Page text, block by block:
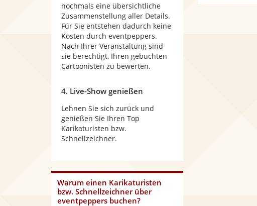
nochmals eine übersichtliche
Zusammenstellung aller Details.
Für Sie entstehen dadurch keine
Kosten durch eventpeppers.
Nach Ihrer Veranstaltung sind
sie berechtigt, Ihren gebuchten
Cartoonisten zu bewerten.
4. Live-Show genießen
Lehnen Sie sich zurück und
genießen Sie Ihren Top
Karikaturisten bzw.
Schnellzeichner.
Warum einen Karikaturisten
bzw. Schnellzeichnerüber
eventpeppers buchen?